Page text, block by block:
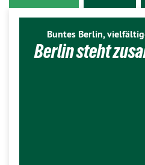
Buntes Berlin,
Berlin steht